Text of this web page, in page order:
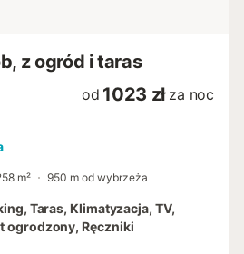
z ogród i taras
od 1023 zł za noc
m² 950 m od wybrzeża
Taras, Klimatyzacja, TV,
ogrodzony, Ręczniki